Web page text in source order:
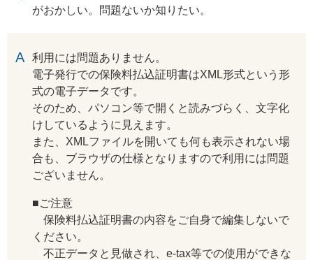
がおかしい。問題ないか知りたい。
利用には問題ありません。
電子発行での保険料払込証明書はXML形式という形
式の電子データです。
そのため、パソコン等で開くと読みづらく、文字化
けしているように見えます。
また、XMLファイルを開いても何も表示されない場
合も、ブラウザの仕様となりますので利用には問題
ございません。
■ご注意
保険料払込証明書の内容をご自身で編集しないで
ください。
不正データと見做され、e-tax等での使用ができな